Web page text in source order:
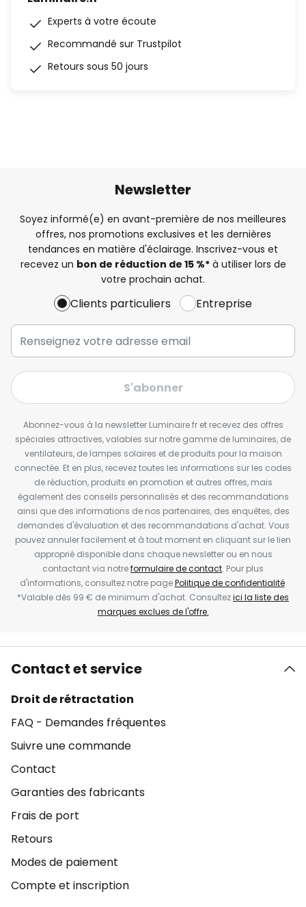
Experts à votre écoute
Recommandé sur Trustpilot
Retours sous 50 jours
Newsletter
Soyez informé(e) en avant-première de nos meilleures
offres, nos promotions exclusives et les dernières
tendances en matière d'éclairage. Inscrivez-vous et
recevez un bon de réduction de 15 %*à utiliser lors de
votre prochain achat.
Clients particuliers Entreprise
S'abonner
Abonnez-vous à la newsletter Luminaire.fr et recevez des offres
spéciales attractives, valables sur notre gamme de luminaires, de
ventilateurs, de lampes solaires et de produits pour la maison
connectée. Et en plus, recevez toutes les informations sur les codes
de réduction, produits en promotion et autres offres, mais
également des conseils personnalisés et des recommandations
ainsi que des informations de nos partenaires, des enquêtes, des
demandes d'évaluation et des recommandations d'achat. Vous
pouvez annuler facilement et à tout moment en cliquant sur le lien
approprié disponible dans chaque newsletter ou en nous
contactant via notreformulaire de contact. Pour plus
d'informations, consultez notre pagePolitique de confidentialité.
*Valable dès 99 € de minimum d'achat. Consultezici la liste des
marques exclues de l'offre.
Contact et service
Droit de rétractation
FAQ - Demandes fréquentes
Suivre une commande
Contact
Garanties des fabricants
Frais de port
Retours
Modes de paiement
Compte et inscription